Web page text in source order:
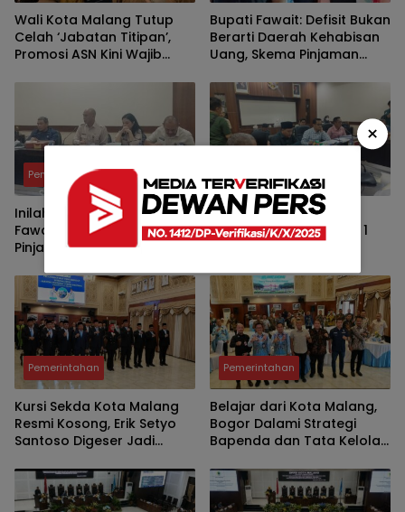
Wali Kota Malang Tutup
Celah ‘Jabatan Titipan’,
Promosi ASN Kini Wajib
Bupati Fawait: Defisit Bukan
Berarti Daerah Kehabisan
Uang, Skema Pinjaman
Jember Sehat
Pemerintahan
Inilah Pertimbangan Bupati
Fawait Pakai Skema
Pinjaman Daerah Tutupi
Eksekutif Bakal Tutupi
Defisit APBD Hampir Rp 1
Pemerintahan
Kursi Sekda Kota Malang
Resmi Kosong, Erik Setyo
Santoso Digeser Jadi
Baru Manajemen Talenta
Pemerintahan
Belajar dari Kota Malang,
Bogor Dalami Strategi
Bapenda dan Tata Kelola
×